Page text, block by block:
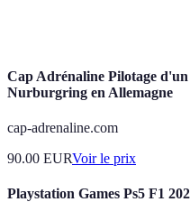
Cap Adrénaline Pilotage
Nurburgring en Allemagne
cap-adrenaline.com
90.00 EURVoir le prix
Playstation Games Ps5 F1